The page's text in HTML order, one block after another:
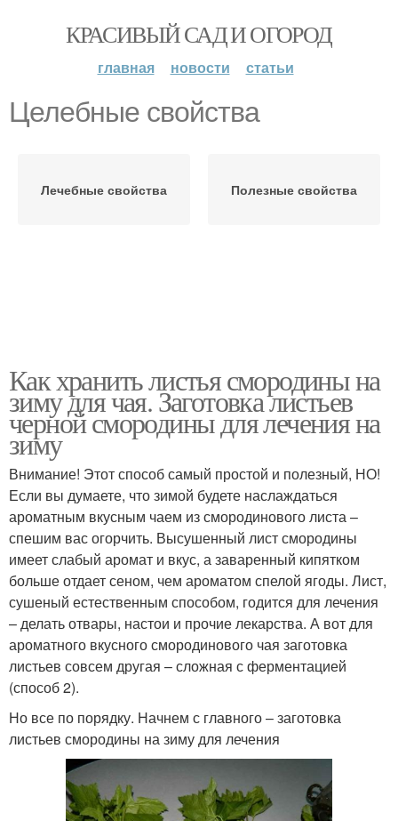
КРАСИВЫЙ САД И ОГОРОД
главная новости статьи
Целебные свойства
Лечебные свойства Полезные свойства
Как хранить листья смородины на
зиму для чая. Заготовка листьев
черной смородины для лечения на
зиму
Внимание! Этот способ самый простой и полезный, НО!
Если вы думаете, что зимой будете наслаждаться
ароматным вкусным чаем из смородинового листа –
спешим вас огорчить. Высушенный лист смородины
имеет слабый аромат и вкус, а заваренный кипятком
больше отдает сеном, чем ароматом спелой ягоды. Лист,
сушеный естественным способом, годится для лечения
– делать отвары, настои и прочие лекарства. А вот для
ароматного вкусного смородинового чая заготовка
листьев совсем другая – сложная с ферментацией
(способ 2).
Но все по порядку. Начнем с главного – заготовка
листьев смородины на зиму для лечения